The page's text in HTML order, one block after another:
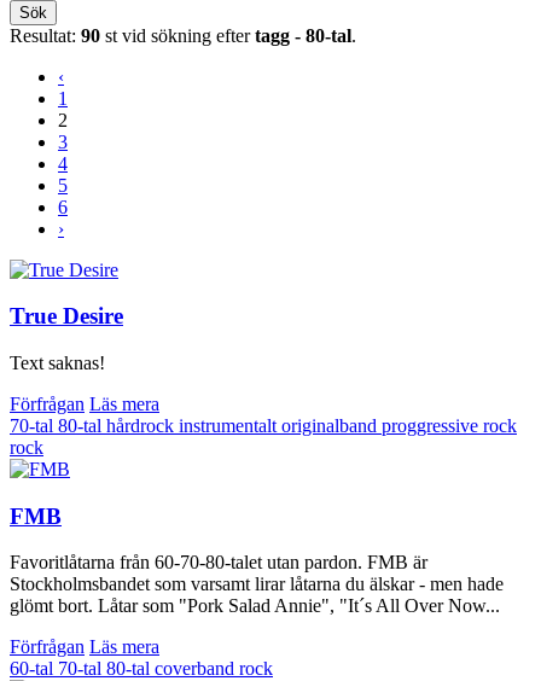
Sök
Resultat: 90 st vid sökning eftertagg - 80-tal.
‹
1
2
3
4
5
6
›
True Desire
Text saknas!
Förfrågan Läs mera
70-tal 80-tal hårdrock instrumentalt originalband proggressive rock
rock
FMB
Favoritlåtarna från 60-70-80-talet utan pardon. FMB är
Stockholmsbandet som varsamt lirar låtarna du älskar - men hade
glömt bort. Låtar som "Pork Salad Annie", "It´s All Over Now...
Förfrågan Läs mera
60-tal 70-tal 80-tal coverband rock